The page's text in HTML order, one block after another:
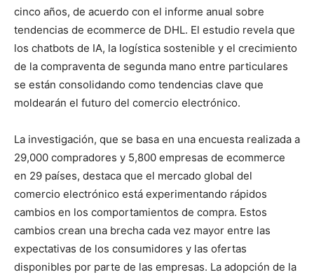
cinco años, de acuerdo con el informe anual sobre
tendencias de ecommerce de DHL. El estudio revela que
los chatbots de IA, la logística sostenible y el crecimiento
de la compraventa de segunda mano entre particulares
se están consolidando como tendencias clave que
moldearán el futuro del comercio electrónico.
La investigación, que se basa en una encuesta realizada a
29,000 compradores y 5,800 empresas de ecommerce
en 29 países, destaca que el mercado global del
comercio electrónico está experimentando rápidos
cambios en los comportamientos de compra. Estos
cambios crean una brecha cada vez mayor entre las
expectativas de los consumidores y las ofertas
disponibles por parte de las empresas. La adopción de la